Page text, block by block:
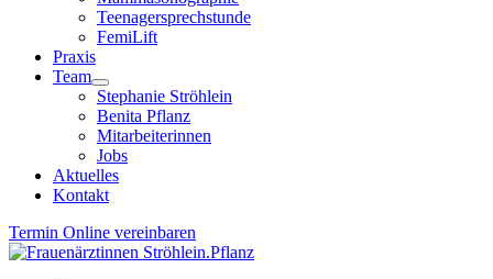
Teenagersprechstunde
FemiLift
Praxis
Team
Stephanie Ströhlein
Benita Pflanz
Mitarbeiterinnen
Jobs
Aktuelles
Kontakt
Termin Online vereinbaren